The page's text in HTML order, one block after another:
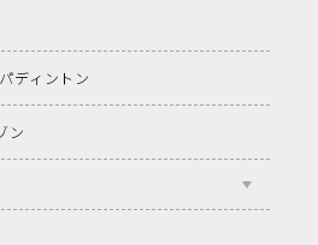
ディントン
ン